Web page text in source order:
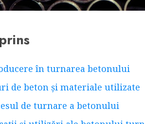
în turnarea betonului
de beton și materiale utilizate
de turnare a betonului